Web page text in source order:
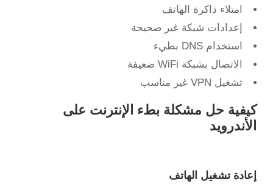
امتلاء ذاكرة الهاتف
إعدادات شبكة غير صحيحة
استخدام DNS بطيء
الاتصال بشبكة WiFi ضعيفة
تشغيل VPN غير مناسب
كيفية حل مشكلة بطء الإنترنت على
الأندرويد
إعادة تشغيل الهاتف